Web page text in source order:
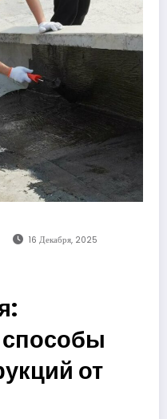
16 Декабря, 2025
от